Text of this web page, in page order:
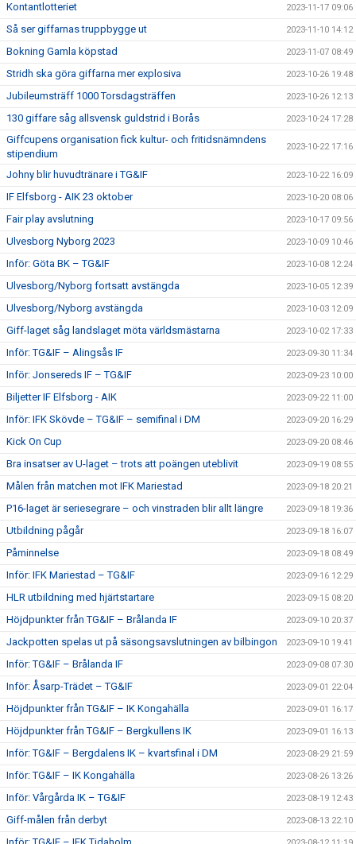
Kontantlotteriet 2023-11-17 09:06
Så ser giffarnas truppbygge ut 2023-11-10 14:12
Bokning Gamla köpstad 2023-11-07 08:49
Stridh ska göra giffarna mer explosiva 2023-10-26 19:48
Jubileumsträff 1000 Torsdagsträffen 2023-10-26 12:13
130 giffare såg allsvensk guldstrid i Borås 2023-10-24 17:28
Giffcupens organisation fick kultur- och fritidsnämndens
stipendium
2023-10-22 17:16
Johny blir huvudtränare i TG&IF 2023-10-22 16:09
IF Elfsborg - AIK 23 oktober 2023-10-20 08:06
Fair play avslutning 2023-10-17 09:56
Ulvesborg Nyborg 2023 2023-10-09 10:46
Inför: Göta BK – TG&IF 2023-10-08 12:24
Ulvesborg/Nyborg fortsatt avstängda 2023-10-05 12:39
Ulvesborg/Nyborg avstängda 2023-10-03 12:09
Giff-laget såg landslaget möta världsmästarna 2023-10-02 17:33
Inför: TG&IF – Alingsås IF 2023-09-30 11:34
Inför: Jonsereds IF – TG&IF 2023-09-23 10:00
Biljetter IF Elfsborg - AIK 2023-09-22 11:00
Inför: IFK Skövde – TG&IF – semifinal i DM 2023-09-20 16:29
Kick On Cup 2023-09-20 08:46
Bra insatser av U-laget – trots att poängen uteblivit 2023-09-19 08:55
Målen från matchen mot IFK Mariestad 2023-09-18 20:21
P16-laget är seriesegrare – och vinstraden blir allt längre 2023-09-18 19:36
Utbildning pågår 2023-09-18 16:07
Påminnelse 2023-09-18 08:49
Inför: IFK Mariestad – TG&IF 2023-09-16 12:29
HLR utbildning med hjärtstartare 2023-09-15 08:20
Höjdpunkter från TG&IF – Brålanda IF 2023-09-10 20:37
Jackpotten spelas ut på säsongsavslutningen av bilbingon 2023-09-10 19:41
Inför: TG&IF – Brålanda IF 2023-09-08 07:30
Inför: Åsarp-Trädet – TG&IF 2023-09-01 22:04
Höjdpunkter från TG&IF – IK Kongahälla 2023-09-01 16:17
Höjdpunkter från TG&IF – Bergkullens IK 2023-09-01 16:13
Inför: TG&IF – Bergdalens IK – kvartsfinal i DM 2023-08-29 21:59
Inför: TG&IF – IK Kongahälla 2023-08-26 13:26
Inför: Vårgårda IK – TG&IF 2023-08-19 12:43
Giff-målen från derbyt 2023-08-13 22:10